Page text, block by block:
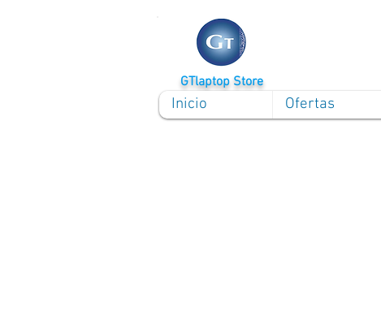
GTlaptop Store
Inicio
Ofertas